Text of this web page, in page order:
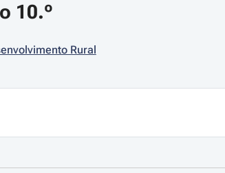
10.º
Rural